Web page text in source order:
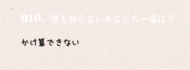
Q10. 誰も知らないあなたの一面は？
かけ算できない